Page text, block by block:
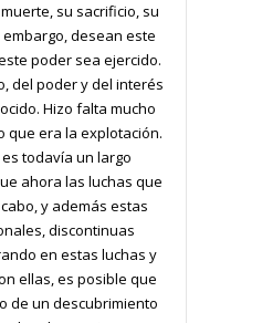
su sacrificio, su
desean este
poder sea ejercido.
del poder y del interés
Hizo falta mucho
que era la explotación.
todavía un largo
ahora las luchas que
y además estas
discontinuas
en estas luchas y
ellas, es posible que
de un descubrimiento